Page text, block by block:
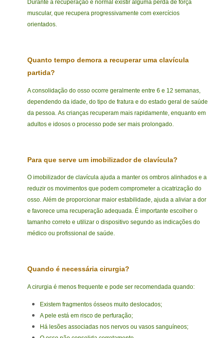
Durante a recuperação é normal existir alguma perda de força
muscular, que recupera progressivamente com exercícios
orientados.
Quanto tempo demora a recuperar uma clavícula
partida?
A consolidação do osso ocorre geralmente entre 6 e 12 semanas,
dependendo da idade, do tipo de fratura e do estado geral de saúde
da pessoa.As crianças recuperam mais rapidamente, enquanto em
adultos e idosos o processo pode ser mais prolongado.
Para que serve um imobilizador de clavícula?
O imobilizador de clavícula ajuda a manter os ombros alinhados e a
reduzir os movimentos que podem comprometer a cicatrização do
osso.Além de proporcionar maior estabilidade, ajuda a aliviar a dor
e favorece uma recuperação adequada. É importante escolher o
tamanho correto e utilizar o dispositivo segundo as indicações do
médico ou profissional de saúde.
Quando é necessária cirurgia?
A cirurgia é menos frequente e pode ser recomendada quando:
Existem fragmentos ósseos muito deslocados;
A pele está em risco de perfuração;
Há lesões associadas nos nervos ou vasos sanguíneos;